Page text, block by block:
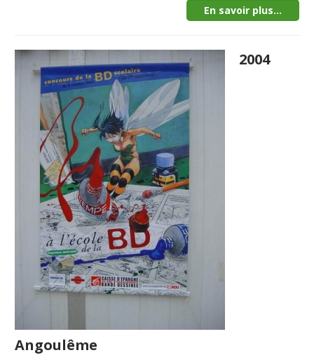
En savoir plus...
2004
Angoulême